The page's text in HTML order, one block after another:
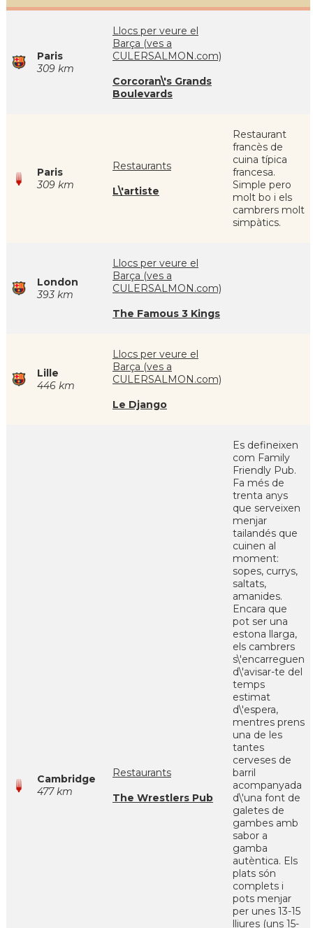
Paris
309 km
Llocs per veure el
Barça (ves a
CULERSALMON.com)
Corcoran\'s Grands
Boulevards
Paris
309 km
Restaurants
L\'artiste
Restaurant
francès de
cuina típica
francesa.
Simple pero
molt bo i els
cambrers molt
simpàtics.
London
393 km
Llocs per veure el
Barça (ves a
CULERSALMON.com)
The Famous 3 Kings
Lille
446 km
Llocs per veure el
Barça (ves a
CULERSALMON.com)
Le Django
Cambridge
477 km
Restaurants
The Wrestlers Pub
Es defineixen
com Family
Friendly Pub.
Fa més de
trenta anys
que serveixen
menjar
tailandés que
cuinen al
moment:
sopes, currys,
saltats,
amanides.
Encara que
pot ser una
estona llarga,
els cambrers
s\'encarreguen
d\'avisar-te del
temps
estimat
d\'espera,
mentres prens
una de les
tantes
cerveses de
barril
acompanyada
d\'una font de
galetes de
gambes amb
sabor a
gamba
autèntica. Els
plats són
complets i
pots menjar
per unes 13-15
lliures (uns 15-